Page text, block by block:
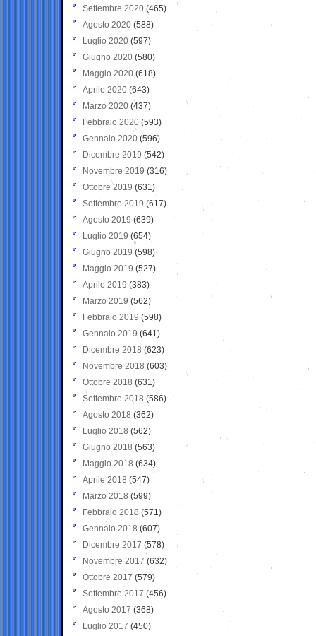
Settembre 2020(465)
Agosto 2020 (588)
Luglio 2020 (597)
Giugno 2020 (580)
Maggio 2020 (618)
Aprile 2020 (643)
Marzo 2020 (437)
Febbraio 2020 (593)
Gennaio 2020 (596)
Dicembre 2019 (542)
Novembre 2019 (316)
Ottobre 2019 (631)
Settembre 2019 (617)
Agosto 2019 (639)
Luglio 2019 (654)
Giugno 2019 (598)
Maggio 2019 (527)
Aprile 2019 (383)
Marzo 2019 (562)
Febbraio 2019 (598)
Gennaio 2019 (641)
Dicembre 2018 (623)
Novembre 2018 (603)
Ottobre 2018 (631)
Settembre 2018 (586)
Agosto 2018 (362)
Luglio 2018 (562)
Giugno 2018 (563)
Maggio 2018 (634)
Aprile 2018 (547)
Marzo 2018 (599)
Febbraio 2018 (571)
Gennaio 2018 (607)
Dicembre 2017 (578)
Novembre 2017 (632)
Ottobre 2017 (579)
Settembre 2017 (456)
Agosto 2017 (368)
Luglio 2017 (450)